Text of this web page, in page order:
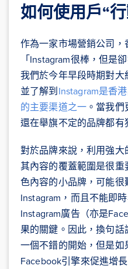
如何使用戶“
作為一家市場營銷公司
「Instagram很棒，但是
我們於今年早段時期對大
並了解到Instagram是香
的主要渠道之一 。當我
還在舉旗不定的品牌都有
對於品牌來說，利用強
其內容的覆蓋範圍是很
色內容的小品牌，可能
Instagram，而且不能即
Instagram廣告（亦是
果的關鍵。因此，換句
一個不錯的開始，但是
Facebook引擎來促進增